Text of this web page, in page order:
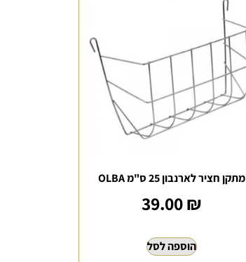
מתקן חציר לארנבון 25 ס"מ OLBA
39.00₪
הוספה לסל